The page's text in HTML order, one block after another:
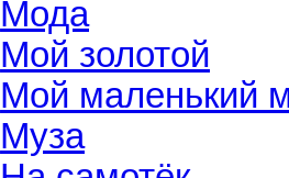
Мода
Мой золотой
Мой маленький
Муза